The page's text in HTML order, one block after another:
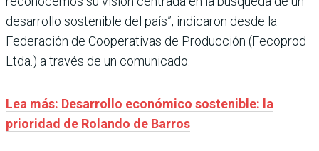
desarrollo sostenible del país”, indicaron desde la
Federación de Cooperativas de Producción (Fecoprod
Ltda.) a través de un comunicado.
Lea más: Desarrollo económico sostenible: la
prioridad de Rolando de Barros